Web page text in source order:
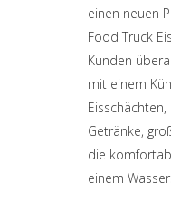
einen neuen
Food Truck
Kunden
mit einem
Getränke,
die
einem